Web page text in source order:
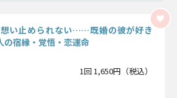
い止められない……既婚の彼が好き
宿縁・覚悟・恋運命
1回 1,650円（税込）